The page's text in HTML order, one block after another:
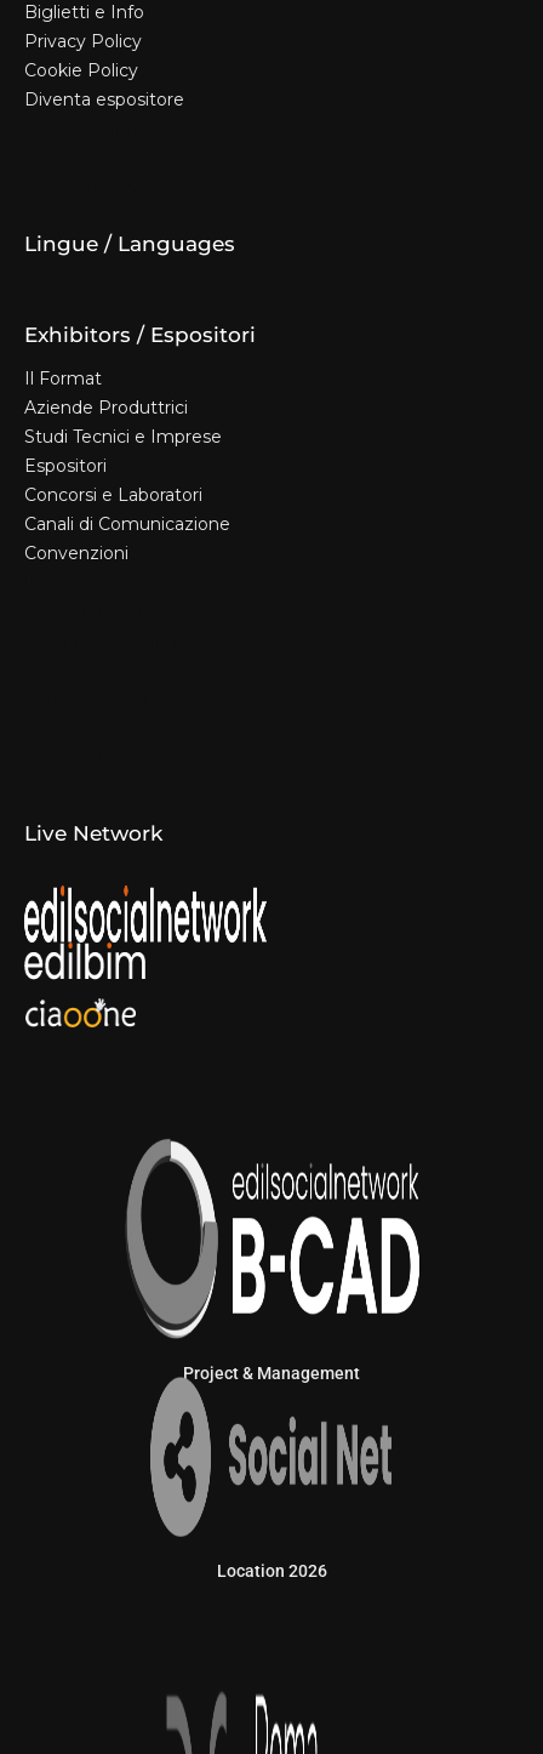
Biglietti e Info
Privacy Policy
Cookie Policy
Diventa espositore
Lingue / Languages
Exhibitors / Espositori
Il Format
Aziende Produttrici
Studi Tecnici e Imprese
Espositori
Concorsi e Laboratori
Canali di Comunicazione
Convenzioni
Live Network
Project & Management
Location 2026